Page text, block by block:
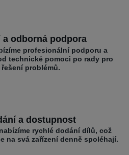
odborná podpora
profesionální podporu a
technické pomoci po rady pro
problémů.
a dostupnost
rychlé dodání dílů, což
na svá zařízení denně spoléhají.